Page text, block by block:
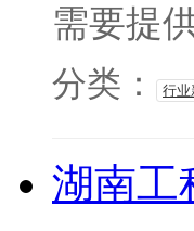
需要提
分类： 行业
湖南工